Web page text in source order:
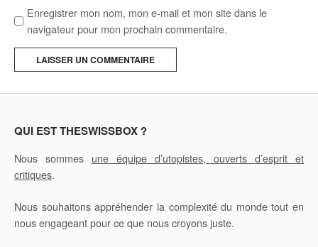
Enregistrer mon nom, mon e-mail et mon site dans le
navigateur pour mon prochain commentaire.
l
QUI EST THESWISSBOX ?
Nous sommes une équipe d’utopistes, ouverts d’esprit et
critiques.
Nous souhaitons appréhender la complexité du monde tout en
nous engageant pour ce que nous croyons juste.